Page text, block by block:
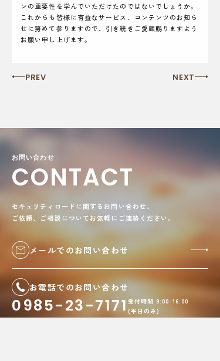
ンの重要性を学んでいただけたのではないでしょうか。
これからも皆様に有益なサービス、コンテンツのお知ら
せに努めて参りますので、引き続きご愛顧賜りますよう
お願い申し上げます。
PREV NEXT
お問い合わせ
CONTACT
セキュリティロードに関するお問い合わせ、
ご依頼、ご相談についてお気軽にご連絡ください。
メールでのお問い合わせ
お電話でのお問い合わせ
0985-23-7171受付時間 9:00-16:00
(平日のみ)